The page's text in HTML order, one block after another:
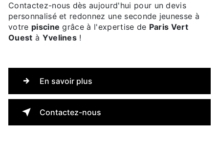
Contactez-nous dès aujourd'hui pour un devis
personnalisé et redonnez une seconde jeunesse à
votre piscine grâce à l'expertise de Paris Vert
Ouest à Yvelines !
En savoir plus
Contactez-nous